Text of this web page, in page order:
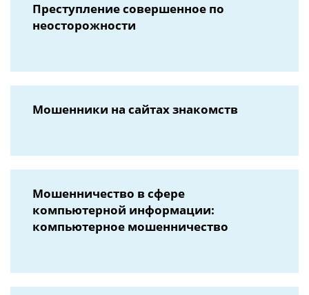
Преступление совершенное по
неосторожности
Мошенники на сайтах знакомств
Мошенничество в сфере
компьютерной информации:
компьютерное мошенничество